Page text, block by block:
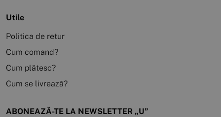
Utile
Politica de retur
Cum comand?
Cum plătesc?
Cum se livrează?
ABONEAZĂ-TE LA NEWSLETTER „U”